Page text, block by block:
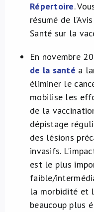
Répertoire.
résumé de
Santé sur la
En novembre
de la santé a
éliminer le
mobilise les
de la
dépistage
des lésions
invasifs.
est le plus
faible/
la morbidité et
beaucoup plus